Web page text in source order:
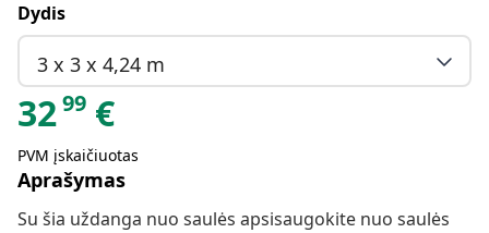
Dydis
3 x 3 x 4,24 m
3299 €
PVM įskaičiuotas
Aprašymas
Su šia uždanga nuo saulės apsisaugokite nuo saulės